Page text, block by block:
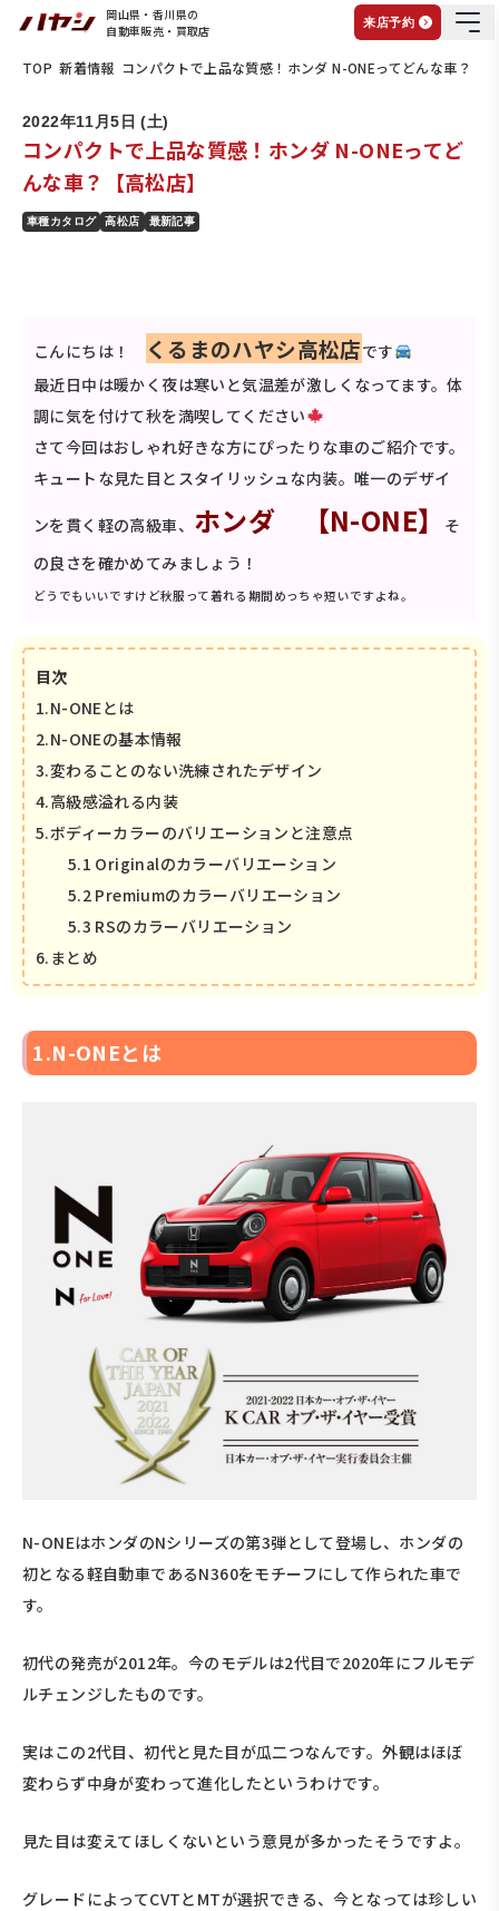
岡山県・香川県の
自動車販売・買取店
来店予約
TOP 新着情報 コンパクトで上品な質感！ホンダ N-ONEってどんな車？【
2022年11月5日 (土)
コンパクトで上品な質感！ホンダ N-ONEってど
んな車？【高松店】
車種カタログ 高松店 最新記事
こんにちは！ くるまのハヤシ高松店です
最近日中は暖かく夜は寒いと気温差が激しくなってます。体
調に気を付けて秋を満喫してください
さて今回はおしゃれ好きな方にぴったりな車のご紹介です。
キュートな見た目とスタイリッシュな内装。唯一のデザイ
ンを貫く軽の高級車、 ホンダ 【N-ONE】
そ
の良さを確かめてみましょう！
どうでもいいですけど秋服って着れる期間めっちゃ短いですよね。
目次
1.N-ONEとは
2.N-ONEの基本情報
3.変わることのない洗練されたデザイン
4.高級感溢れる内装
5.ボディーカラーのバリエーションと注意点
5.1 Originalのカラーバリエーション
5.2 Premiumのカラーバリエーション
5.3 RSのカラーバリエーション
6.まとめ
1.N-ONEとは
N-ONEはホンダのNシリーズの第3弾として登場し、ホンダの
初となる軽自動車であるN360をモチーフにして作られた車で
す。
初代の発売が2012年。今のモデルは2代目で2020年にフルモデ
ルチェンジしたものです。
実はこの2代目、初代と見た目が瓜二つなんです。外観はほぼ
変わらず中身が変わって進化したというわけです。
見た目は変えてほしくないという意見が多かったそうですよ。
グレードによってCVTとMTが選択できる、今となっては珍しい